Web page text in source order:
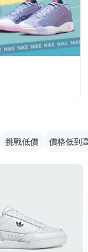
挑戰低價 價格低到